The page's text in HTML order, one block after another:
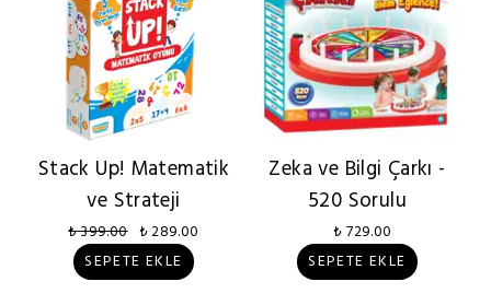
Stack Up! Matematik
ve Strateji
₺ 399.00 ₺ 289.00
SEPETE EKLE
Zeka ve Bilgi Çarkı -
520 Sorulu
₺ 729.00
SEPETE EKLE